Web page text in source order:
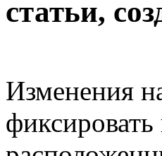
статьи,
Изменения